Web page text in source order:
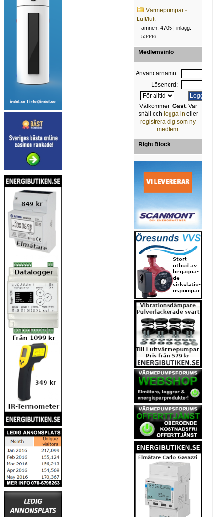
Värmepumpar -
Luft/luft
ämnen: 4705 | inlägg:
53446
Medlemsinfo
Användarnamn:
Lösenord:
Välkommen Gäst. Var
snäll och logga in eller
registrera dig som ny
medlem.
Right Block